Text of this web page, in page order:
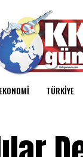
EKONOMI TÜRKIYE